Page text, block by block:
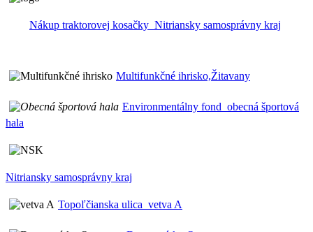
Nákup traktorovej kosačky_Nitriansky samosprávny kraj
Multifunkčné ihrisko,Žitavany
Environmentálny fond_obecná športová
hala
Nitriansky samosprávny kraj
Topoľčianska ulica_vetva A